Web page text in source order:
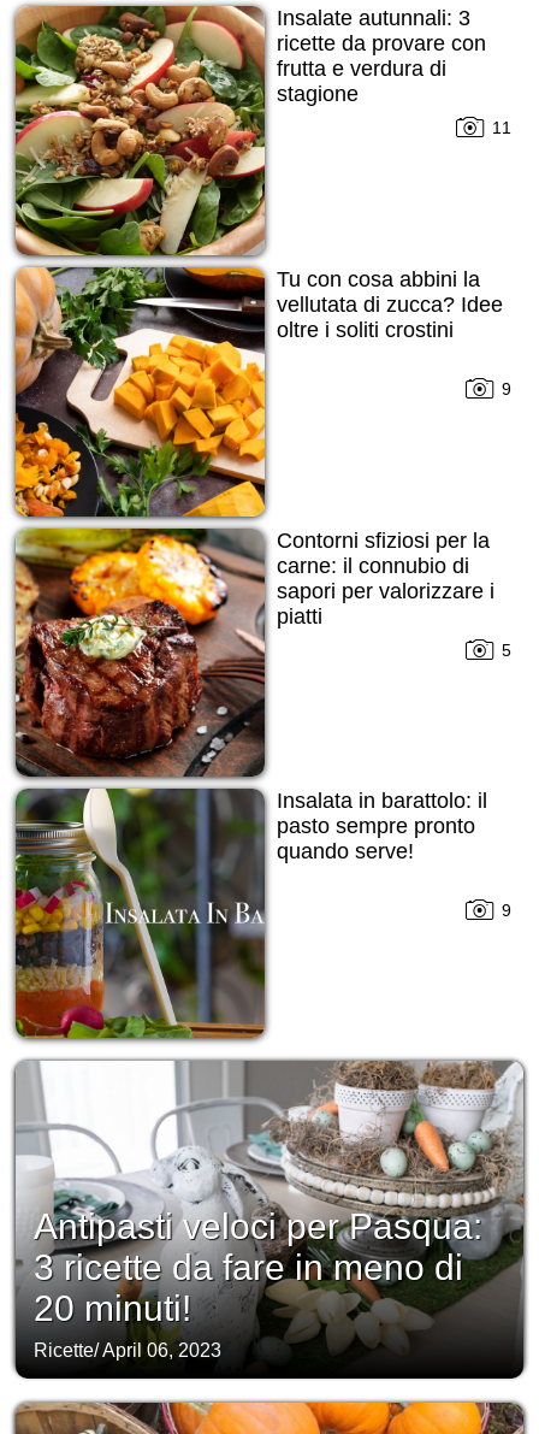
Insalate autunnali: 3
ricette da provare con
frutta e verdura di
stagione
11
Tu con cosa abbini la
vellutata di zucca? Idee
oltre i soliti crostini
9
Contorni sfiziosi per la
carne: il connubio di
sapori per valorizzare i
piatti
5
Insalata in barattolo: il
pasto sempre pronto
quando serve!
9
Antipasti veloci per Pasqua:
3 ricette da fare in meno di
20 minuti!
Ricette/April 06, 2023